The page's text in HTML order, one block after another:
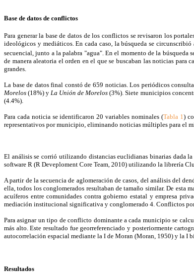
Base de datos de conflictos
Para generar la base de datos de los conflictos se revisaron los
ideológicos y mediáticos. En cada caso, la búsqueda se
secuencial, junto a la palabra "agua". En el momento de la búsqueda
de manera aleatoria el orden en el que se buscaban las noticias
grandes.
La base de datos final constó de 659 noticias. Los periódicos
Morelos (18%) yLa Unión de Morelos (3%). Siete municipios
(4.4%).
Para cada noticia se identificaron 20 variables nominales (Tabla 1)
representativos por municipio, eliminando noticias múltiples para el
El análisis se corrió utilizando distancias euclidianas binarias dada
software R (R Deveploment Core Team, 2010) utilizando la librería
A partir de la secuencia de aglomeración de casos, del análisis del
ella, todos los conglomerados resultaban de tamaño similar. De esta
acuíferos entre comunidades contra gobierno estatal y empresa
mediación institucional significativa y conglomerado 4. Conflictos
Para asignar un tipo de conflicto dominante a cada municipio se
más alto. Este resultado fue georreferenciado y posteriormente
autocorrelación espacial mediante la I de Moran (Moran, 1950) y la I
Resultados